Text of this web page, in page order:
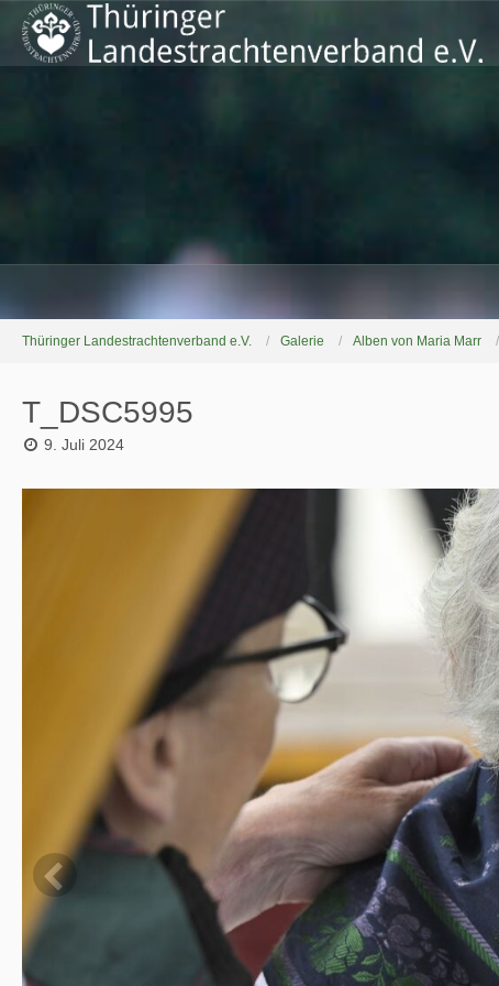
Thüringer Landestrachtenverband e.V. Galerie Alben von Maria Marr
T_DSC5995
9. Juli 2024